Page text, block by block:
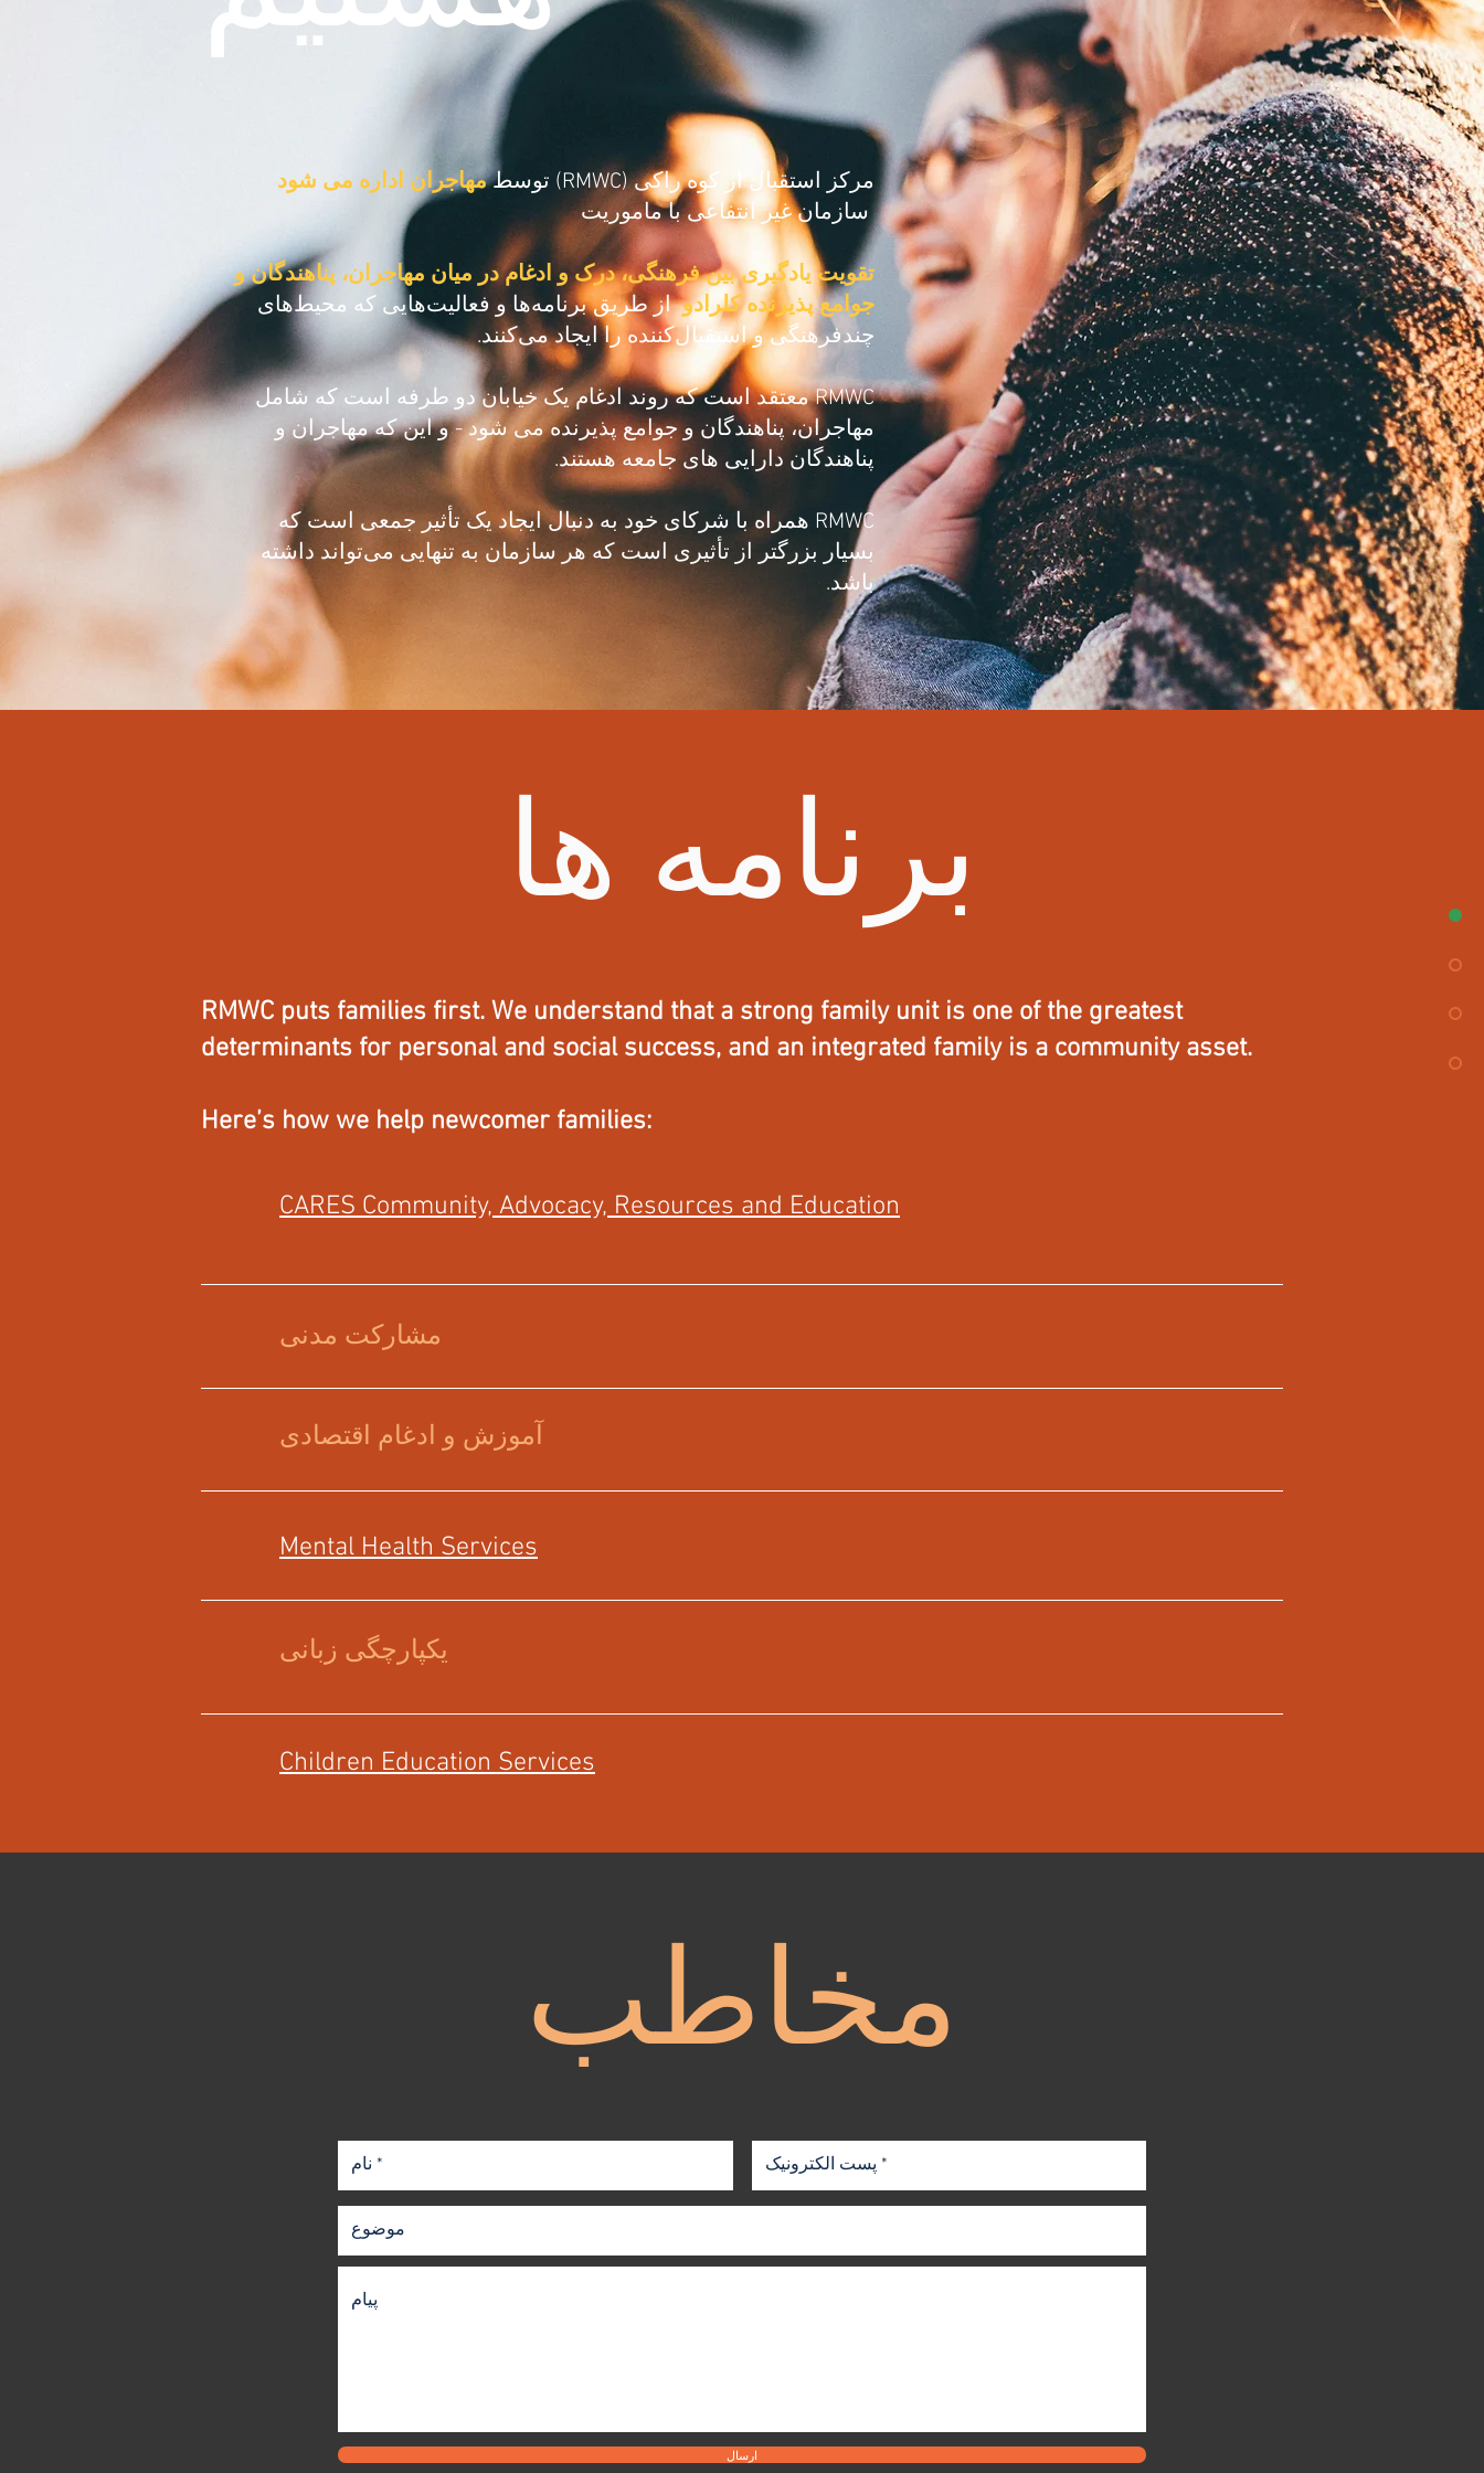
مرکز استقبال از کوه راکی (RMWC) توسط
مهاجران اداره می شود
سازمان غیر انتفاعی با ماموریت
تقویت یادگیری بین فرهنگی، درک و ادغام در میان مهاجران، پناهندگان و
جوامع پذیرنده کلرادو از طریق برنامه‌ها و فعالیت‌هایی که محیط‌های
چندفرهنگی و استقبال‌کننده را ایجاد می‌کنند.
RMWC معتقد است که روند ادغام یک خیابان دو طرفه است که شامل
مهاجران، پناهندگان و جوامع پذیرنده می شود - و این که مهاجران و
پناهندگان دارایی های جامعه هستند.
RMWC همراه با شرکای خود به دنبال ایجاد یک تأثیر جمعی است که
بسیار بزرگتر از تأثیری است که هر سازمان به تنهایی می‌تواند داشته
باشد.
برنامه ها
CARES Community, Advocacy, Resources and Education
مشارکت مدنی
آموزش و ادغام اقتصادی
Mental Health Services
یکپارچگی زبانی
RMWC puts families first. We understand that a strong family unit is one of the greatest
determinants for personal and social success, and an integrated family is a community asset.
Here’s how we help newcomer families:
Children Education Services
مخاطب
ارسال